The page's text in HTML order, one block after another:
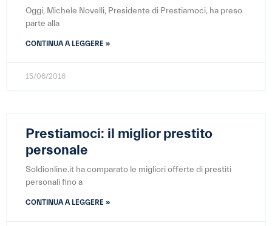
Oggi, Michele Novelli, Presidente di Prestiamoci, ha preso
parte alla
CONTINUA A LEGGERE »
15/06/2016
Prestiamoci: il miglior prestito
personale
Soldionline.it ha comparato le migliori offerte di prestiti
personali fino a
CONTINUA A LEGGERE »